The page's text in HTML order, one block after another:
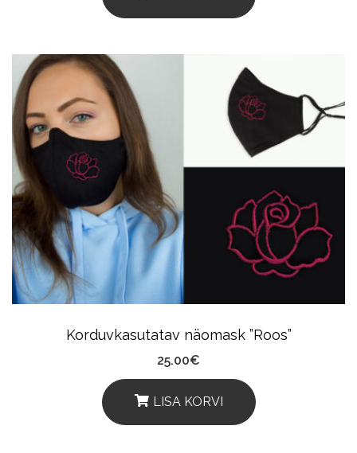
Korduvkasutatav näomask ”Roos”
25.00€
LISA KORVI